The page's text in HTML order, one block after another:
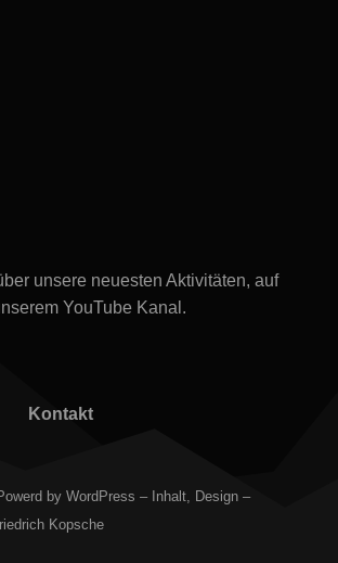
unsere neuesten Aktivitäten, auf
YouTube Kanal.
Kontakt
by WordPress – Inhalt, Design –
Kopsche